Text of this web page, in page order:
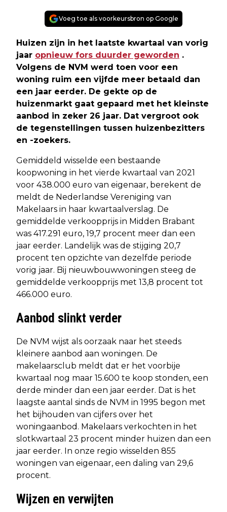
Voeg toe als voorkeursbron op Google
Huizen zijn in het laatste kwartaal van vorig
jaar opnieuw fors duurder geworden .
Volgens de NVM werd toen voor een
woning ruim een vijfde meer betaald dan
een jaar eerder. De gekte op de
huizenmarkt gaat gepaard met het kleinste
aanbod in zeker 26 jaar. Dat vergroot ook
de tegenstellingen tussen huizenbezitters
en -zoekers.
Gemiddeld wisselde een bestaande
koopwoning in het vierde kwartaal van 2021
voor 438.000 euro van eigenaar, berekent de
meldt de Nederlandse Vereniging van
Makelaars in haar kwartaalverslag. De
gemiddelde verkoopprijs in Midden Brabant
was 417.291 euro, 19,7 procent meer dan een
jaar eerder. Landelijk was de stijging 20,7
procent ten opzichte van dezelfde periode
vorig jaar. Bij nieuwbouwwoningen steeg de
gemiddelde verkoopprijs met 13,8 procent tot
466.000 euro.
Aanbod slinkt verder
De NVM wijst als oorzaak naar het steeds
kleinere aanbod aan woningen. De
makelaarsclub meldt dat er het voorbije
kwartaal nog maar 15.600 te koop stonden, een
derde minder dan een jaar eerder. Dat is het
laagste aantal sinds de NVM in 1995 begon met
het bijhouden van cijfers over het
woningaanbod. Makelaars verkochten in het
slotkwartaal 23 procent minder huizen dan een
jaar eerder. In onze regio wisselden 855
woningen van eigenaar, een daling van 29,6
procent.
Wijzen en verwijten